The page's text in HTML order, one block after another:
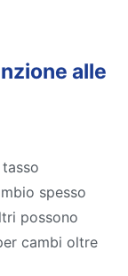
alle
spesso
possono
cambi oltre